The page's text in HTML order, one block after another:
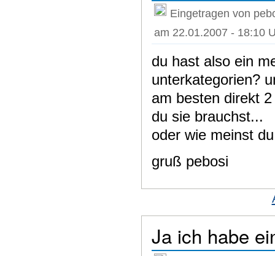
Eingetragen von
am 22.01.2007 - 18:10
du hast also ein
unterkategorien?
am besten direkt
du sie brauchst...
oder wie meinst
gruß pebosi
Ja ich habe